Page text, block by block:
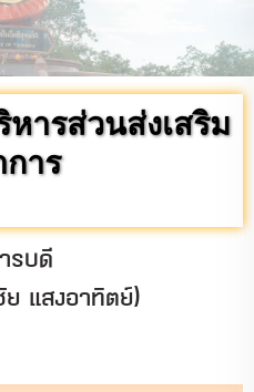
หารส่วนส่งเสริม
าร
รบดี
แสงอาทิตย์)